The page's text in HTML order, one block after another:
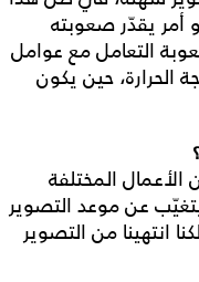
أمر يقدّر صعوبته
التعامل مع عوامل
الحرارة، حين يكون
المختلفة
عن موعد التصوير
انتهينا من التصوير